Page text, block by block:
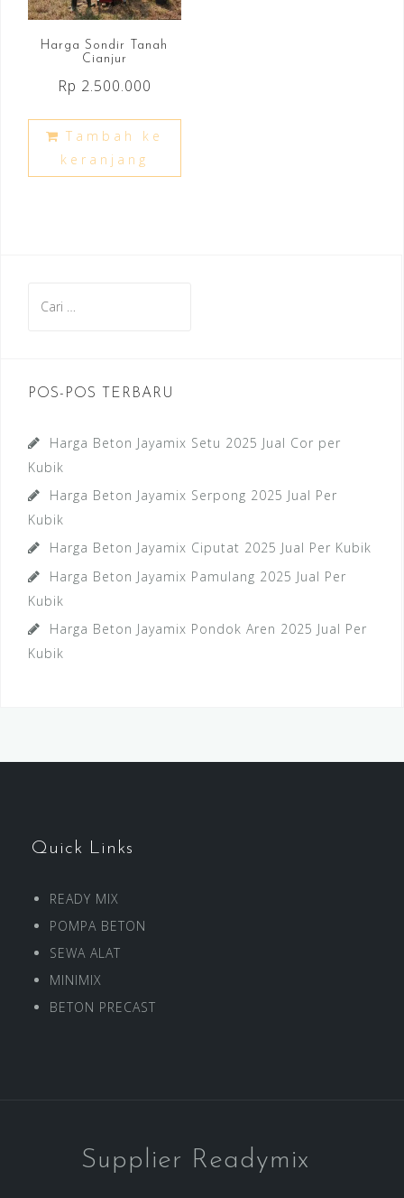
Harga Sondir Tanah
Cianjur
Rp 2.500.000
Tambah ke
keranjang
untuk:
POS-POS TERBARU
Harga Beton Jayamix Setu 2025 Jual Cor per
Kubik
Harga Beton Jayamix Serpong 2025 Jual Per
Kubik
Harga Beton Jayamix Ciputat 2025 Jual Per Kubik
Harga Beton Jayamix Pamulang 2025 Jual Per
Kubik
Harga Beton Jayamix Pondok Aren 2025 Jual Per
Kubik
Quick Links
READY MIX
POMPA BETON
SEWA ALAT
MINIMIX
BETON PRECAST
Supplier Readymix